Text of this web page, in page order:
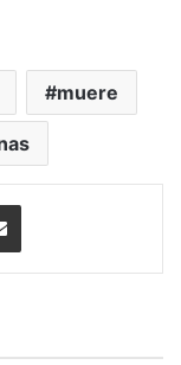
muere
Compartir por correo electrónico